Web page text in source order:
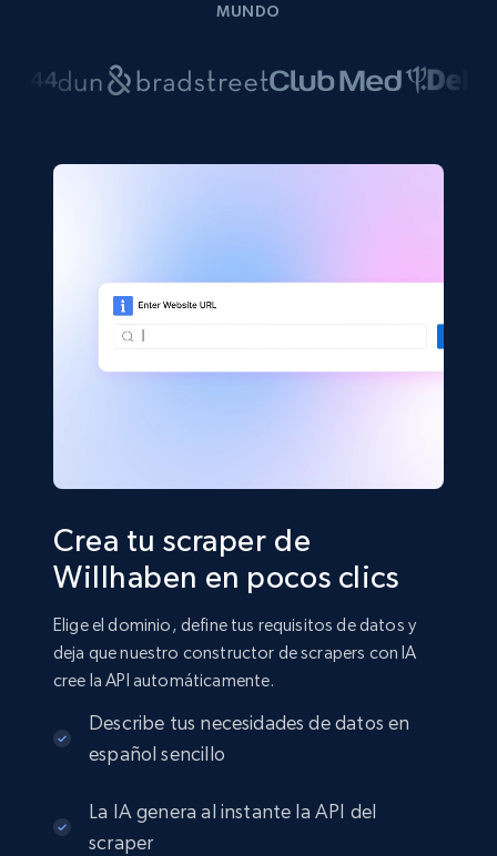
MUNDO
Crea tu scraper de
Willhaben en pocos clics
Elige el dominio, define tus requisitos de datos y
deja que nuestro constructor de scrapers con IA
cree la API automáticamente.
Describe tus necesidades de datos en
español sencillo
La IA genera al instante la API del
scraper